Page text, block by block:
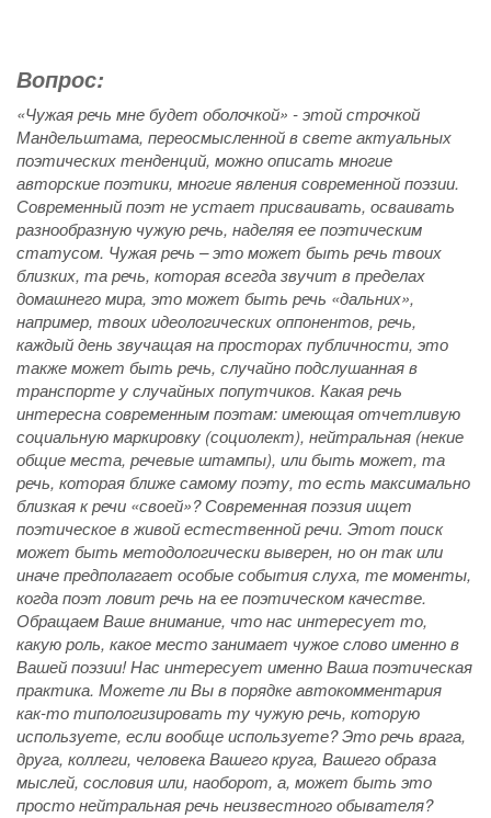
Вопрос:
«Чужая речь мне будет оболочкой» - этой строчкой
Мандельштама, переосмысленной в свете актуальных
поэтических тенденций, можно описать многие
авторские поэтики, многие явления современной поэзии.
Современный поэт не устает присваивать, осваивать
разнообразную чужую речь, наделяя ее поэтическим
статусом. Чужая речь – это может быть речь твоих
близких, та речь, которая всегда звучит в пределах
домашнего мира, это может быть речь «дальних»,
например, твоих идеологических оппонентов, речь,
каждый день звучащая на просторах публичности, это
также может быть речь, случайно подслушанная в
транспорте у случайных попутчиков. Какая речь
интересна современным поэтам: имеющая отчетливую
социальную маркировку (социолект), нейтральная (некие
общие места, речевые штампы), или быть может, та
речь, которая ближе самому поэту, то есть максимально
близкая к речи «своей»? Современная поэзия ищет
поэтическое в живой естественной речи. Этот поиск
может быть методологически выверен, но он так или
иначе предполагает особые события слуха, те моменты,
когда поэт ловит речь на ее поэтическом качестве.
Обращаем Ваше внимание, что нас интересует то,
какую роль, какое место занимает чужое слово именно в
Вашей поэзии! Нас интересует именно Ваша поэтическая
практика. Можете ли Вы в порядке автокомментария
как-то типологизировать ту чужую речь, которую
используете, если вообще используете? Это речь врага,
друга, коллеги, человека Вашего круга, Вашего образа
мыслей, сословия или, наоборот, а, может быть это
просто нейтральная речь неизвестного обывателя?